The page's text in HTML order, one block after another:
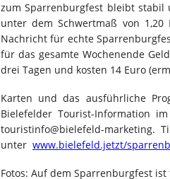
zum Sparrenburgfest bleibt stabil
unter dem Schwertmaß von
Nachricht für echte
für das gesamte Wochenende
drei Tagen und kosten 14 Euro
Karten und das ausführliche
Bielefelder Tourist-Information
touristinfo@bielefeld-marketing.
unter www.bielefeld.jetzt/
Fotos: Auf dem Sparrenburgfest